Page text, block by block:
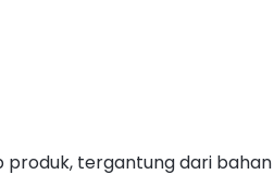
produk, tergantung dari